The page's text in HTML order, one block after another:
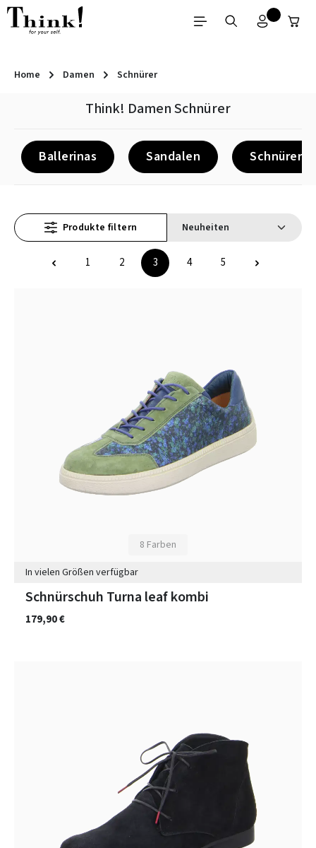
Zum Hauptinhalt springen
Home Damen Schnürer
Think! Damen Schnürer
Ballerinas Sandalen Schnürer
Seite
1 Seite
2 Seite
3 Seite
4 Seite
5
Produkte filtern
8 Farben
In vielen Größen verfügbar
Schnürschuh Turna leaf kombi
179,90 €